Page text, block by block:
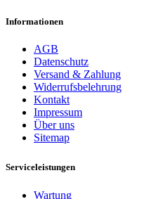
Informationen
AGB
Datenschutz
Versand & Zahlung
Widerrufsbelehrung
Kontakt
Impressum
Über uns
Sitemap
Serviceleistungen
Wartung